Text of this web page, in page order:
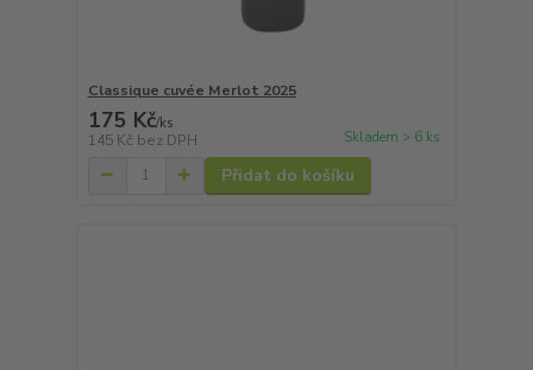
Classique cuvée Merlot 2025
175 Kč/ks
145 Kč bez DPH Skladem > 6 ks
Přidat do košíku